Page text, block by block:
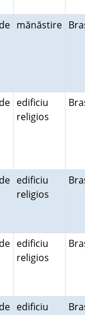
mănăstire
edificiu
religios
edificiu
religios
edificiu
religios
edificiu